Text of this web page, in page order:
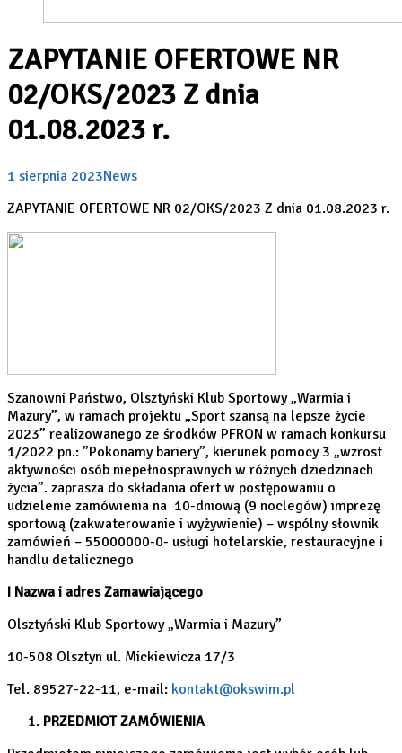
ZAPYTANIE OFERTOWE NR
02/OKS/2023 Z dnia
01.08.2023 r.
1 sierpnia 2023News
ZAPYTANIE OFERTOWE NR 02/OKS/2023 Z dnia 01.08.2023 r.
Szanowni Państwo, Olsztyński Klub Sportowy „Warmia i
Mazury”, w ramach projektu „Sport szansą na lepsze życie
2023” realizowanego ze środków PFRON w ramach konkursu
1/2022 pn.: ”Pokonamy bariery”, kierunek pomocy 3 „wzrost
aktywności osób niepełnosprawnych w różnych dziedzinach
życia”. zaprasza do składania ofert w postępowaniu o
udzielenie zamówienia na 10-dniową (9 noclegów) imprezę
sportową (zakwaterowanie i wyżywienie) – wspólny słownik
zamówień – 55000000-0- usługi hotelarskie, restauracyjne i
handlu detalicznego
I Nazwa i adres Zamawiającego
Olsztyński Klub Sportowy „Warmia i Mazury”
10-508 Olsztyn ul. Mickiewicza 17/3
Tel. 89527-22-11, e-mail: kontakt@okswim.pl
PRZEDMIOT ZAMÓWIENIA